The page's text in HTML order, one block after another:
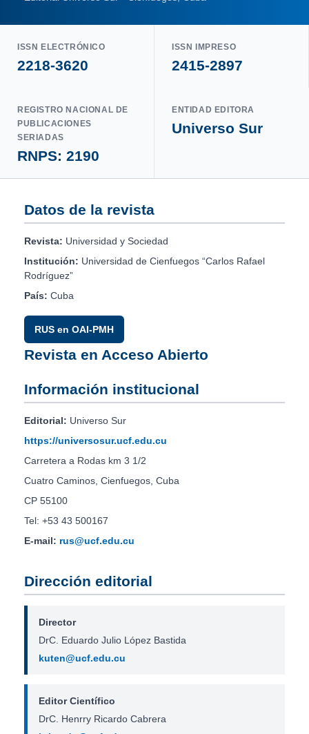
ISSN ELECTRÓNICO
2218-3620
ISSN IMPRESO
2415-2897
REGISTRO NACIONAL DE
PUBLICACIONES
SERIADAS
RNPS: 2190
ENTIDAD EDITORA
Universo Sur
Datos de la revista
Revista: Universidad y Sociedad
Institución: Universidad de Cienfuegos “Carlos Rafael
Rodríguez”
País: Cuba
RUS en OAI-PMH
Revista en Acceso Abierto
Información institucional
Editorial: Universo Sur
https://universosur.ucf.edu.cu
Carretera a Rodas km 3 1/2
Cuatro Caminos, Cienfuegos, Cuba
CP 55100
Tel: +53 43 500167
E-mail: rus@ucf.edu.cu
Dirección editorial
Director
DrC. Eduardo Julio López Bastida
kuten@ucf.edu.cu
Editor Científico
DrC. Henrry Ricardo Cabrera